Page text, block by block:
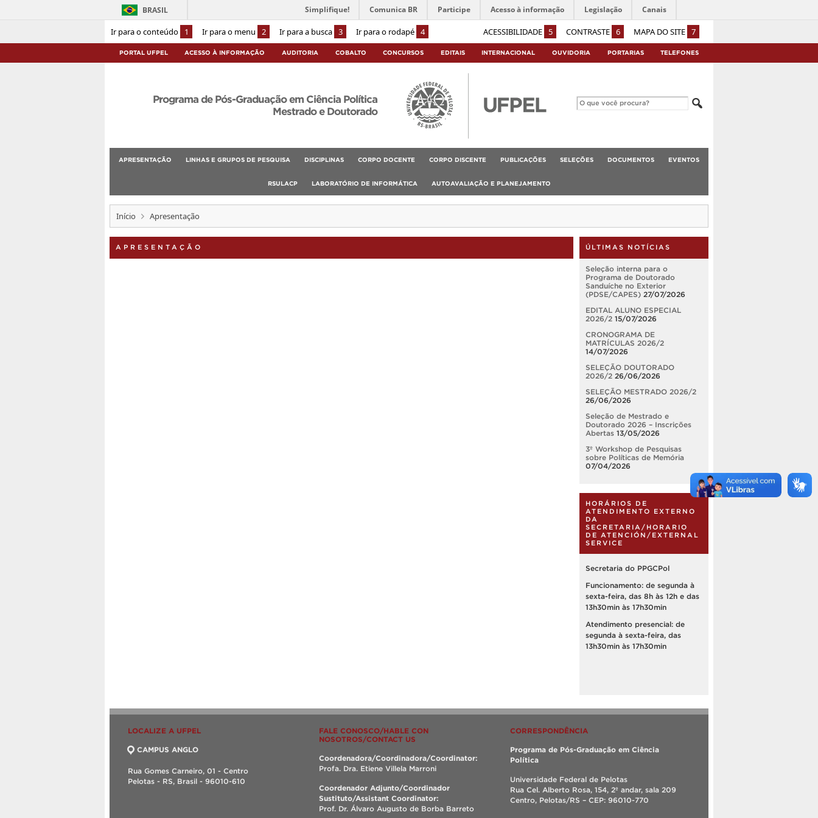
Ir para o conteúdo 1 Ir para o menu 2 Ir para a busca 3 Ir para o rodapé 4 ACESSIBILIDADE 5 CONTRASTE 6 MAPA DO SITE 7
BRASIL Simplifique! Comunica BR Participe Acesso à informação Legislação Canais
PORTAL UFPEL ACESSO À INFORMAÇÃO AUDITORIA COBALTO CONCURSOS EDITAIS INTERNACIONAL OUVIDORIA PORTARIAS TELEFONES
Programa de Pós-Graduação em Ciência Política
Mestrado e Doutorado
APRESENTAÇÃO LINHAS E GRUPOS DE PESQUISA DISCIPLINAS CORPO DOCENTE CORPO DISCENTE PUBLICAÇÕES SELEÇÕES DOCUMENTOS EVENTOS
RSULACP LABORATÓRIO DE INFORMÁTICA AUTOAVALIAÇÃO E PLANEJAMENTO
Início Apresentação
APRESENTAÇÃO ÚLTIMAS NOTÍCIAS
Seleção interna para o
Programa de Doutorado
Sanduíche no Exterior
(PDSE/CAPES) 27/07/2026
EDITAL ALUNO ESPECIAL
2026/2 15/07/2026
CRONOGRAMA DE
MATRÍCULAS 2026/2
14/07/2026
SELEÇÃO DOUTORADO
2026/2 26/06/2026
SELEÇÃO MESTRADO 2026/2
26/06/2026
Seleção de Mestrado e
Doutorado 2026 – Inscrições
Abertas 13/05/2026
3º Workshop de Pesquisas
sobre Políticas de Memória
07/04/2026
HORÁRIOS DE
ATENDIMENTO EXTERNO
DA
SECRETARIA/HORARIO
DE ATENCIÓN/EXTERNAL
SERVICE
Secretaria do PPGCPol
Funcionamento: de segunda à
sexta-feira, das 8h às 12h e das
13h30min às 17h30min
Atendimento presencial: de
segunda à sexta-feira, das
13h30min às 17h30min
LOCALIZE A UFPEL
CAMPUS ANGLO
Rua Gomes Carneiro, 01 - Centro
Pelotas - RS, Brasil - 96010-610
FALE CONOSCO/HABLE CON
NOSOTROS/CONTACT US
Coordenadora/Coordinadora/Coordinator:
Profa. Dra. Etiene Villela Marroni
Coordenador Adjunto/Coordinador
Sustituto/Assistant Coordinator:
Prof. Dr. Álvaro Augusto de Borba Barreto
CORRESPONDÊNCIA
Programa de Pós-Graduação em Ciência
Política
Universidade Federal de Pelotas
Rua Cel. Alberto Rosa, 154, 2º andar, sala 209
Centro, Pelotas/RS – CEP: 96010-770